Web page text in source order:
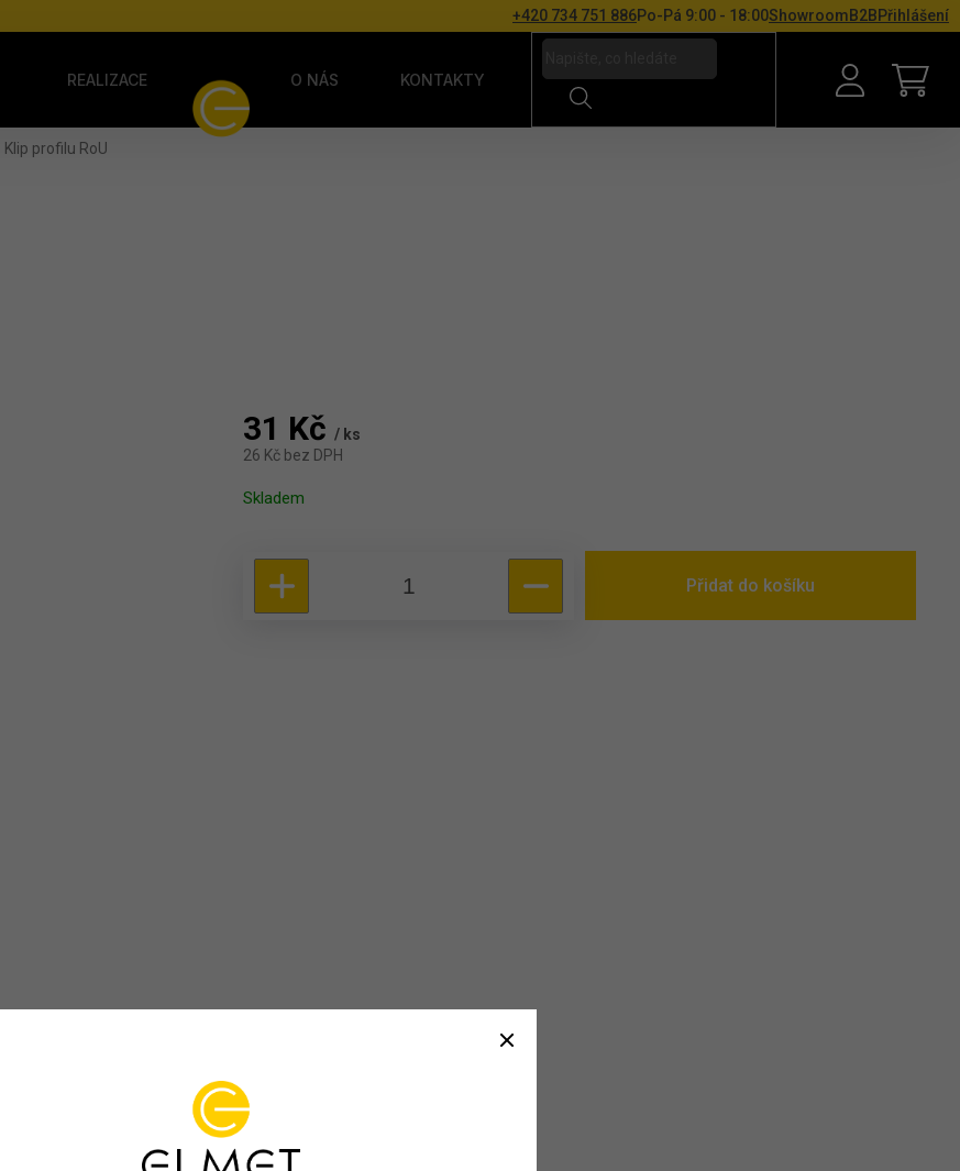
+420 734 751 886Po-Pá 9:00 - 18:00ShowroomB2BPřihlášení
REALIZACE O NÁS KONTAKTY
Klip profilu RoU
31 Kč / ks
26 Kč bez DPH
Skladem
Přidat do košíku
Kód:E07436